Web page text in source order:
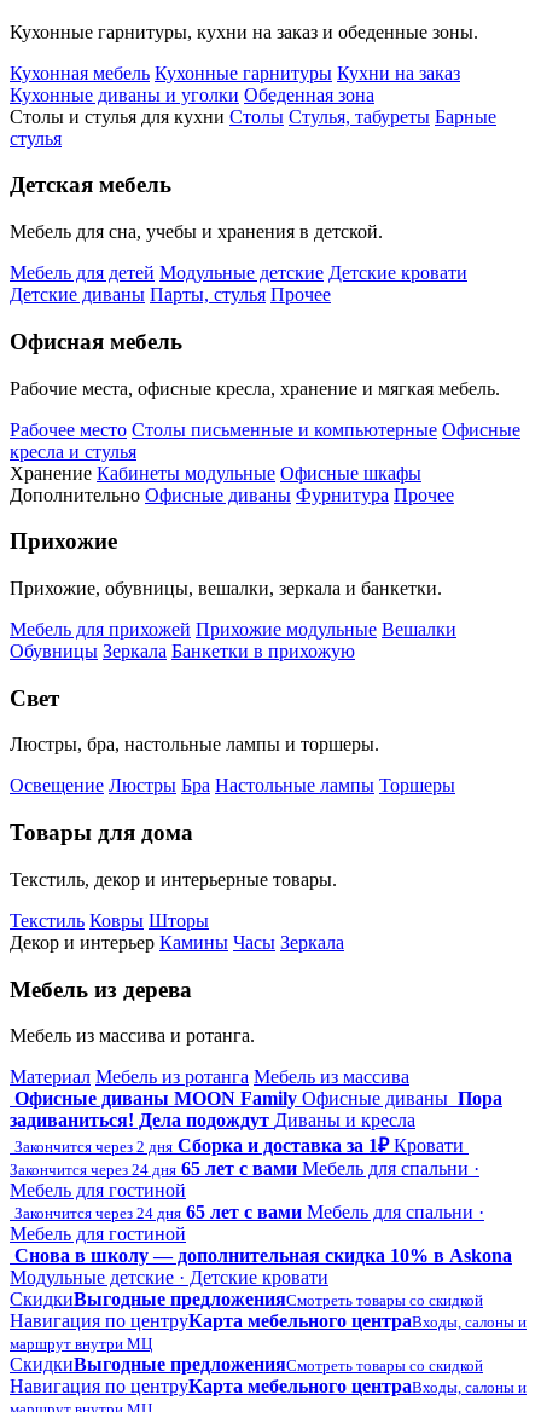
Кухонные гарнитуры, кухни на заказ и обеденные зоны.
Кухонная мебель Кухонные гарнитуры Кухни на заказ
Кухонные диваны и уголки Обеденная зона
Столы и стулья для кухни Столы Стулья, табуреты Барные
стулья
Детская мебель
Мебель для сна, учебы и хранения в детской.
Мебель для детей Модульные детские Детские кровати
Детские диваны Парты, стулья Прочее
Офисная мебель
Рабочие места, офисные кресла, хранение и мягкая мебель.
Рабочее место Столы письменные и компьютерные Офисные
кресла и стулья
Хранение Кабинеты модульные Офисные шкафы
Дополнительно Офисные диваны Фурнитура Прочее
Прихожие
Прихожие, обувницы, вешалки, зеркала и банкетки.
Мебель для прихожей Прихожие модульные Вешалки
Обувницы Зеркала Банкетки в прихожую
Свет
Люстры, бра, настольные лампы и торшеры.
Освещение Люстры Бра Настольные лампы Торшеры
Товары для дома
Текстиль, декор и интерьерные товары.
Текстиль Ковры Шторы
Декор и интерьер Камины Часы Зеркала
Мебель из дерева
Мебель из массива и ротанга.
Материал Мебель из ротанга Мебель из массива
Офисные диваны MOON Family Офисные диваны Пора
задиваниться! Дела подождут Диваны и кресла
Закончится через 2 дня Сборка и доставка за 1₽ Кровати
Закончится через 24 дня 65 лет с вами Мебель для спальни ·
Мебель для гостиной
Закончится через 24 дня 65 лет с вами Мебель для спальни ·
Мебель для гостиной
Снова в школу — дополнительная скидка 10% в Askona
Модульные детские · Детские кровати
СкидкиВыгодные предложенияСмотреть товары со скидкой
Навигация по центруКарта мебельного центраВходы, салоны и
маршрут внутри МЦ
СкидкиВыгодные предложенияСмотреть товары со скидкой
Навигация по центруКарта мебельного центраВходы, салоны и